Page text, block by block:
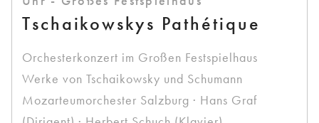
Tschaikowskys Pathétique
Orchesterkonzert im Großen Festspielhaus
Werke von Tschaikowsky und Schumann
Mozarteumorchester Salzburg · Hans Graf